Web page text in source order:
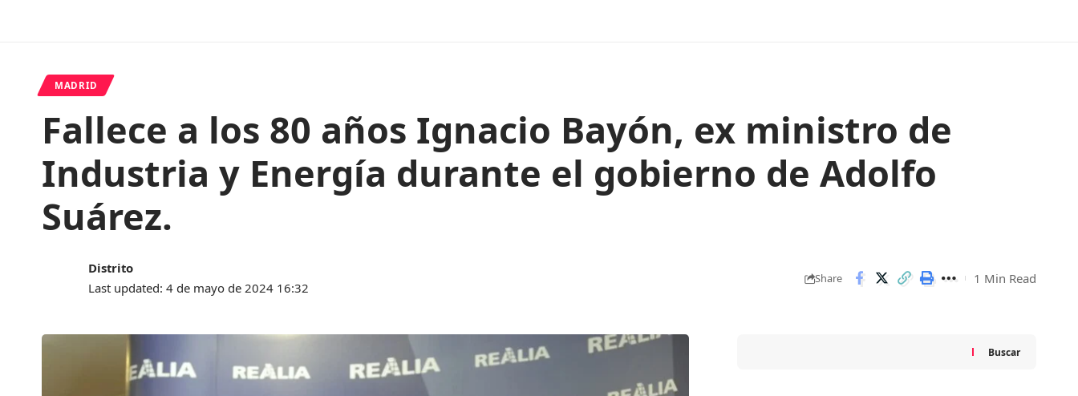
MADRID
Fallece a los 80 años Ignacio Bayón, ex ministro de
Industria y Energía durante el gobierno de Adolfo
Suárez.
Last updated: 4 de mayo de 2024 16:32
Distrito
Share 1 Min Read
Buscar